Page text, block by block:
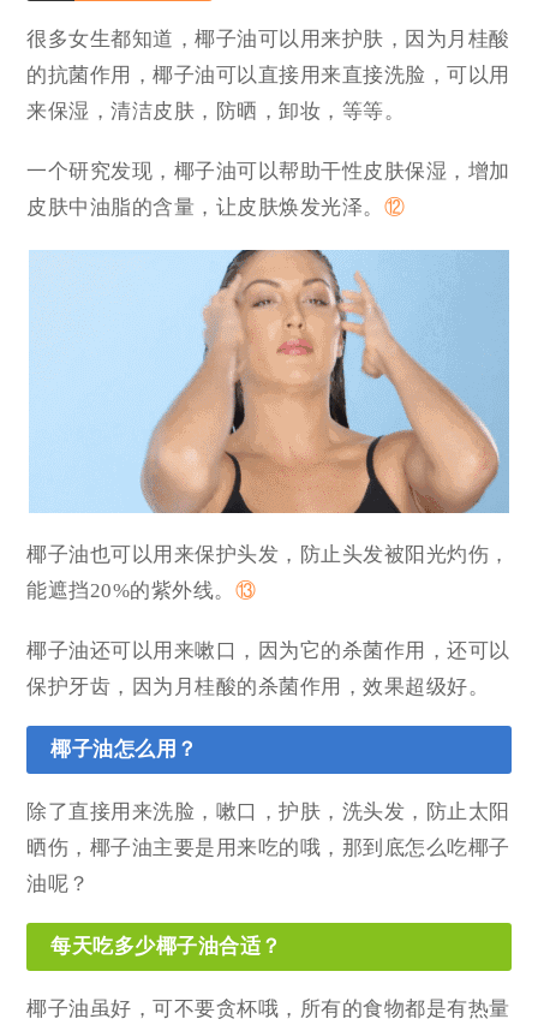
很多女生都知道，椰子油可以用来护肤，因为月桂酸
的抗菌作用，椰子油可以直接用来直接洗脸，可以用
来保湿，清洁皮肤，防晒，卸妆，等等。
一个研究发现，椰子油可以帮助干性皮肤保湿，增加
皮肤中油脂的含量，让皮肤焕发光泽。 ⑫
椰子油也可以用来保护头发，防止头发被阳光灼伤，
能遮挡20%的紫外线。 ⑬
椰子油还可以用来嗽口，因为它的杀菌作用，还可以
保护牙齿，因为月桂酸的杀菌作用，效果超级好。
椰子油怎么用？
除了直接用来洗脸，嗽口，护肤，洗头发，防止太阳
晒伤，椰子油主要是用来吃的哦，那到底怎么吃椰子
油呢？
每天吃多少椰子油合适？
椰子油虽好，可不要贪杯哦，所有的食物都是有热量